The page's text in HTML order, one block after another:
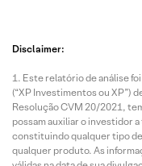
Disclaimer:
Este relatório de análise
(“XP Investimentos ou XP”)
Resolução CVM 20/2021,
possam auxiliar o investidor
constituindo qualquer tipo
qualquer produto. As